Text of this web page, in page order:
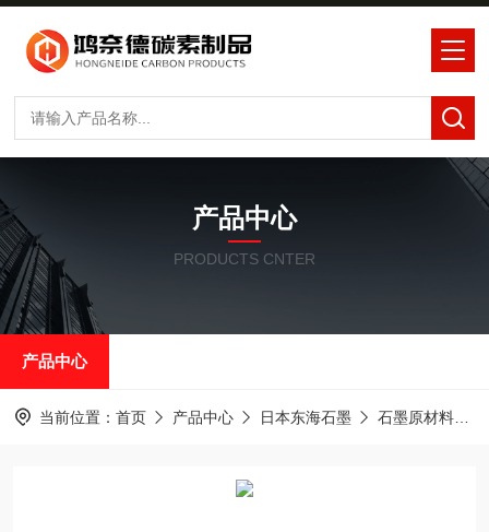
产品中心
PRODUCTS CNTER
产品中心
当前位置： 首页 产品中心 日本东海石墨 石墨原材料